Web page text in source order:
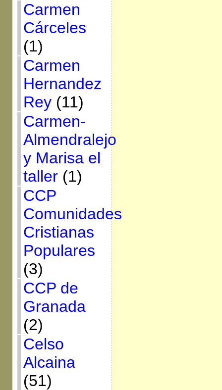
Carmen
Cárceles
(1)
Carmen
Hernandez
Rey(11)
Carmen-
Almendralejo
y Marisa el
taller(1)
CCP
Comunidades
Cristianas
Populares
(3)
CCP de
Granada
(2)
Celso
Alcaina
(51)